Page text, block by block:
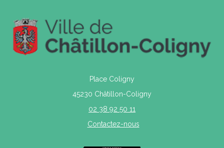
Place Coligny
45230 Châtillon-Coligny
02 38 92 50 11
Contactez-nous